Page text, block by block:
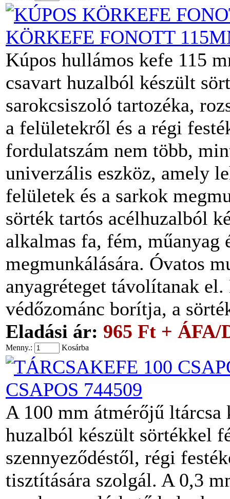
KÖRKEFE FONOTT
Kúpos hullámos kefe 115
csavart huzalból készült
sarokcsiszoló tartozéka,
a felületekről és a régi
fordulatszám nem több,
univerzális eszköz, amely
felületek és a sarkok
sörték tartós acélhuzalból
alkalmas fa, fém, műanyag
megmunkálására. Óvatos
anyagréteget távolítanak
védőzománc borítja, a
Eladási ár: 965 Ft + ÁFA/
Menny.: Kosárba
CSAPOS 744509
A 100 mm átmérőjű ltárcsa
huzalból készült sörtékkel
szennyeződéstől, régi
tisztítására szolgál. A 0,3